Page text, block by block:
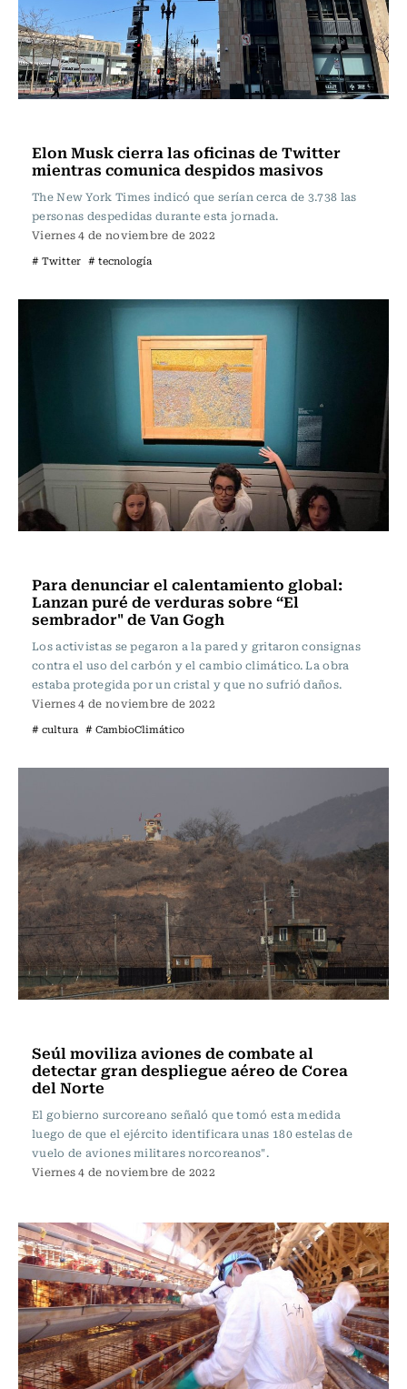
Elon Musk cierra las oficinas de Twitter
mientras comunica despidos masivos
The New York Times indicó que serían cerca de 3.738 las
personas despedidas durante esta jornada.
Viernes 4 de noviembre de 2022
# Twitter # tecnología
Para denunciar el calentamiento global:
Lanzan puré de verduras sobre “El
sembrador" de Van Gogh
Los activistas se pegaron a la pared y gritaron consignas
contra el uso del carbón y el cambio climático. La obra
estaba protegida por un cristal y que no sufrió daños.
Viernes 4 de noviembre de 2022
# cultura # CambioClimático
Seúl moviliza aviones de combate al
detectar gran despliegue aéreo de Corea
del Norte
El gobierno surcoreano señaló que tomó esta medida
luego de que el ejército identificara unas 180 estelas de
vuelo de aviones militares norcoreanos".
Viernes 4 de noviembre de 2022